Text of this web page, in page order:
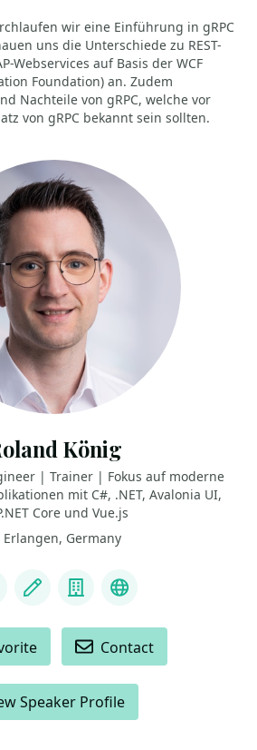
wir eine Einführung in gRPC
uns die Unterschiede zu REST-
Webservices auf Basis der WCF
Foundation) an. Zudem
Nachteile von gRPC, welche vor
von gRPC bekannt sein sollten.
König
| Trainer | Fokus auf moderne
mit C#, .NET, Avalonia UI,
Core und Vue.js
Erlangen, Germany
Blog CompanyGitHub
Contact
Speaker Profile